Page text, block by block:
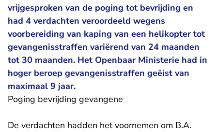
vrijgesproken van de poging tot bevrijding en
had 4 verdachten veroordeeld wegens
voorbereiding van kaping van een helikopter tot
gevangenisstraffen variërend van 24 maanden
tot 30 maanden. Het Openbaar Ministerie had in
hoger beroep gevangenisstraffen geëist van
maximaal 9 jaar.
Poging bevrijding gevangene
De verdachten hadden het voornemen om B.A.